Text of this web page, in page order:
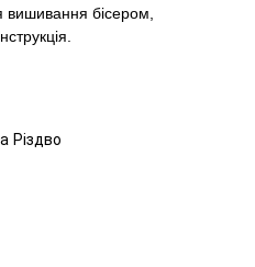
бісером,
Різдво